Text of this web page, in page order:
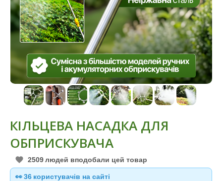
КІЛЬЦЕВА НАСАДКА ДЛЯ
ОБПРИСКУВАЧА
2509 людей вподобали цей товар
👀37 користувачів на сайті